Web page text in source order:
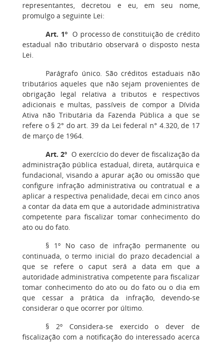
representantes, decretou e eu, em seu nome,
promulgo a seguinte Lei:
Art. 1º O processo de constituição de crédito
estadual não tributário observará o disposto nesta
Lei.
Parágrafo único. São créditos estaduais não
tributários aqueles que não sejam provenientes de
obrigação legal relativa a tributos e respectivos
adicionais e multas, passíveis de compor a Dívida
Ativa não Tributária da Fazenda Pública a que se
refere o § 2° do art. 39 da Lei federal n° 4.320, de 17
de março de 1964.
Art. 2º O exercício do dever de fiscalização da
administração pública estadual, direta, autárquica e
fundacional, visando a apurar ação ou omissão que
configure infração administrativa ou contratual e a
aplicar a respectiva penalidade, decai em cinco anos
a contar da data em que a autoridade administrativa
competente para fiscalizar tomar conhecimento do
ato ou do fato.
§ 1º No caso de infração permanente ou
continuada, o termo inicial do prazo decadencial a
que se refere o caput será a data em que a
autoridade administrativa competente para fiscalizar
tomar conhecimento do ato ou do fato ou o dia em
que cessar a prática da infração, devendo-se
considerar o que ocorrer por último.
§ 2º Considera-se exercido o dever de
fiscalização com a notificação do interessado acerca